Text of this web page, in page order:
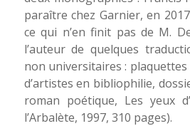
paraître chez Garnier, en
ce qui n’en finit pas de M.
l’auteur de quelques
non universitaires : plaquettes
d’artistes en bibliophilie,
roman poétique, Les yeux
l’Arbalète, 1997, 310 pages).